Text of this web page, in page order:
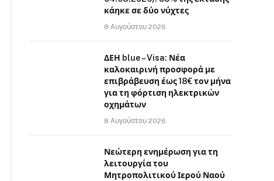
κάηκε σε δύο νύχτες
8 Αυγούστου 2026
ΔΕΗ blue – Visa: Νέα
καλοκαιρινή προσφορά με
επιβράβευση έως 18€ τον μήνα
για τη φόρτιση ηλεκτρικών
οχημάτων
8 Αυγούστου 2026
Νεώτερη ενημέρωση για τη
λειτουργία του
Μητροπολιτικού Ιερού Ναού